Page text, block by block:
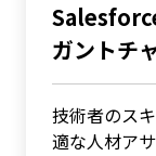
ガントチ
技術者のス
適な人材ア